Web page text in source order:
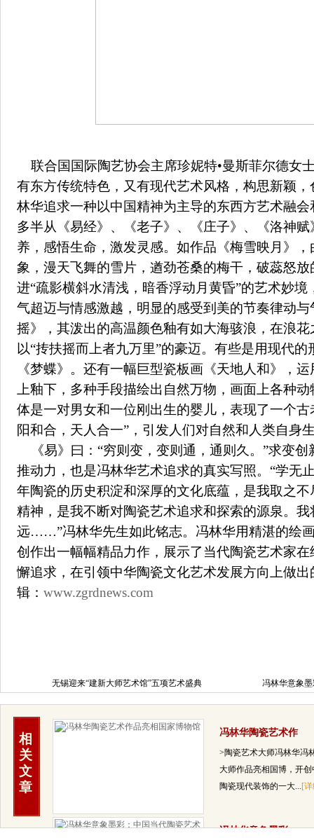
联合国国际陶艺协会主席珍妮特•曼斯菲尔德女
有东方传统特色，又有现代艺术风格，构思新颖
林华追求一种以中国精神为主导的东西方艺术融
多半从《易经》、《老子》、《庄子》、《洛神
养，感悟生命，激发灵感。如作品《梅雪映月》
象，漫天飞舞的雪片，遒劲苍桑的梅干，破蕊怒
进“疏影横斜水清浅，暗香浮动月黄昏”的艺术妙
气超迈与情感激越，明显的感受到美的节奏律动
摇》，其泼出的高温颜色釉有如大海骇浪，在浪
以“抟扶摇而上者九万里”的豪迈。有些是用现代
《梦蝶》。还有一幅巨型瓷板画《天地人和》，
上釉下，多种手段描绘出自然万物，画面上各种
体是一对男女和一位刚出生的婴儿，表现了一个
阳和合，天人合一”，引发人们对自然和人类自身
《易》曰：“穷则变，变则通，通则久。”求变创
推动力，也是冯林华艺术追求的真实写照。“学无
年陶瓷的历史积淀和深厚的文化底蕴，是我取之
精神，是我不断对陶瓷艺术追求和探索的源泉。
远……”冯林华先生如此铭志。冯林华用精湛的绘
创作出一幅幅精品力作，展示了当代陶瓷艺术家
懈追求，在引领中华陶瓷文化艺术发展方向上做
辑： www.zgrdnews.com
无锡迎来“建新大师艺术馆”五项艺术盛典
冯林华意象
相
关
文
章
冯林华陶瓷艺术作
>陶瓷艺术大师冯林华冯
大师作品亮相国博，开创
陶瓷现代装饰的一大...[
冯林华意象墨彩：